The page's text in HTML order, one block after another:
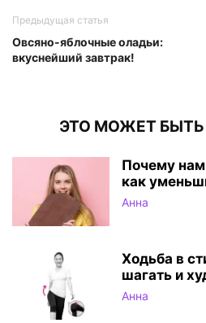
Предыдущая статья
Овсяно-яблочные оладьи:
вкуснейший завтрак!
ЭТО МОЖЕТ
Почему нам
как
Анна
Ходьба в
шагать и
Анна